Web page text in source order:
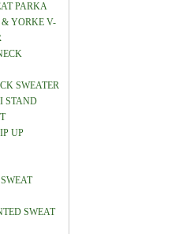
PARKA
& YORKE V-
SWEATER
STAND
UP
SWEAT